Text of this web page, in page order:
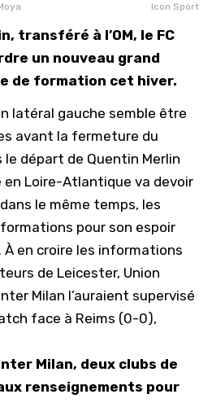
Icon Sport
transféré à l’OM, le FC
un nouveau grand
de formation cet hiver.
latéral gauche semble être
avant la fermeture du
le départ de Quentin Merlin
en Loire-Atlantique va devoir
le même temps, les
pour son espoir
À en croire les informations
de Leicester, Union
Milan l’auraient supervisé
face à Reims (0-0),
Milan, deux clubs de
renseignements pour